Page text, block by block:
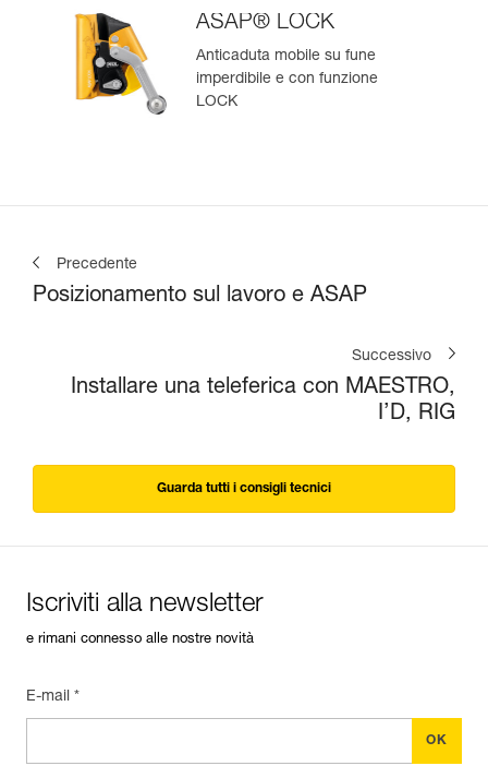
ASAP® LOCK
Anticaduta mobile su fune
imperdibile e con funzione
LOCK
Precedente
Posizionamento sul lavoro e ASAP
Successivo
Installare una teleferica con MAESTRO,
I’D, RIG
Guarda tutti i consigli tecnici
Iscriviti alla newsletter
e rimani connesso alle nostre novità
E-mail *